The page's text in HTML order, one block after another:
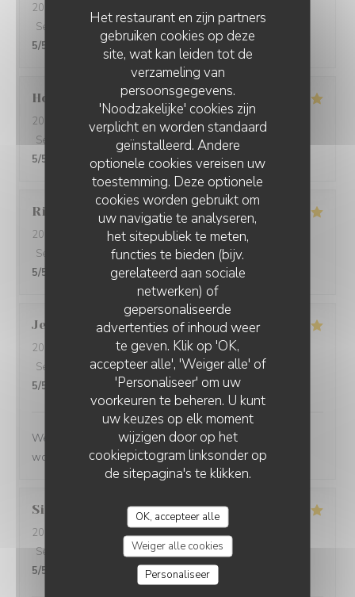
Het restaurant en zijn partners
gebruiken cookies op deze
site, wat kan leiden tot de
verzameling van
persoonsgegevens.
'Noodzakelijke' cookies zijn
verplicht en worden standaard
geïnstalleerd. Andere
optionele cookies vereisen uw
toestemming. Deze optionele
cookies worden gebruikt om
uw navigatie te analyseren,
het sitepubliek te meten,
functies te bieden (bijv.
gerelateerd aan sociale
netwerken) of
gepersonaliseerde
advertenties of inhoud weer
te geven. Klik op 'OK,
accepteer alle', 'Weiger alle' of
'Personaliseer' om uw
voorkeuren te beheren. U kunt
uw keuzes op elk moment
wijzigen door op het
cookiepictogram linksonder op
de sitepagina's te klikken.
OK, accepteer alle
Weiger alle cookies
Personaliseer
2026-05-28
Service
/5 Atmosfeer:5/5 Keuken: 5/5 Kwaliteit / Prijs
5/5
Ho Fung
2026-05-24 - 19:30 - Gasten 2
Service
Atmosfeer:5/5 Keuken : 5/5 Kwaliteit / Prijs
5/5
Riccardo
2026-05-25
- 21:45 - Gasten 2
Service
Atmosfeer: 4 /5 Keuken:5 /5 Kwaliteit / Prijs
5/5
Jenny
2026-05-25
- 21:15 - Gasten 2
Service
/5 Atmosfeer: 5/5 Keuken: 5/5 Kwaliteit / Prijs
5/5
We had a great evening at Essencial. The staff was
wonderful and the food was excellent!
Simon
2026-05-25
- 21:45 - Gasten 1
Service
Atmosfeer: 5/5 Keuken: 5/5
5/5